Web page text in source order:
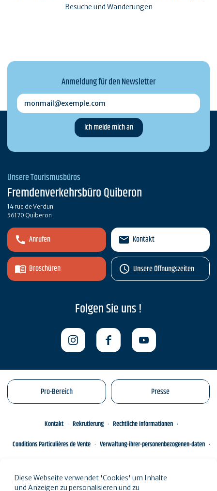
Besuche und Wanderungen
Anmeldung für den Newsletter
monmail@exemple.com
Unsere Tourismusbüros
Fremdenverkehrsbüro Quiberon
14 rue de Verdun
56170 Quiberon
Anrufen
Broschüren
Kontakt
Unsere Öffnungszeiten
Folgen Sie uns !
Pro-Bereich Presse
Kontakt Rekrutierung
Rechtliche Informationen
Conditions Particulières de Vente
Verwaltung-ihrer-personenbezogenen-daten
Diese Webseite verwendet 'Cookies' um Inhalte
und Anzeigen zu personalisieren und zu